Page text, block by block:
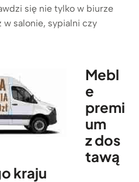
się nie tylko w biurze
salonie, sypialni czy
Mebl
e
premi
um
z dos
tawą
kraju